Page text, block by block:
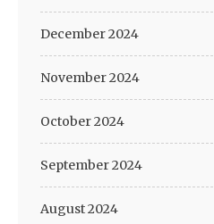
December 2024
November 2024
October 2024
September 2024
August 2024